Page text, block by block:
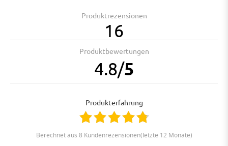
Produktrezensionen
16
Produktbewertungen
4.8/5
Produkterfahrung
berechnet aus 8 Kundenrezensionen(letzte 12 Monate)